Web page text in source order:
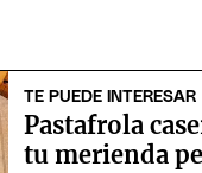
TE PUEDE INTERESAR
Pastafrola
tu merienda